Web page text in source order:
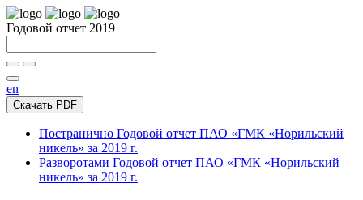
Годовой отчет 2019
en
Скачать PDF
Постранично Годовой отчет ПАО «ГМК «Норильский
никель» за 2019 г.
Разворотами Годовой отчет ПАО «ГМК «Норильский
никель» за 2019 г.